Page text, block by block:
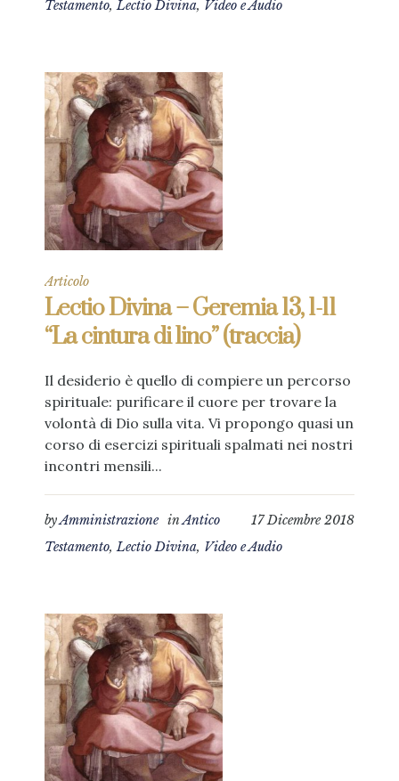
Testamento,Lectio Divina, Video e Audio
Articolo
Lectio Divina – Geremia 13, 1-11
“La cintura di lino” (traccia)
Il desiderio è quello di compiere un percorso
spirituale: purificare il cuore per trovare la
volontà di Dio sulla vita. Vi propongo quasi un
corso di esercizi spirituali spalmati nei nostri
incontri mensili...
17 Dicembre 2018
byAmministrazione inAntico
Testamento,Lectio Divina, Video e Audio